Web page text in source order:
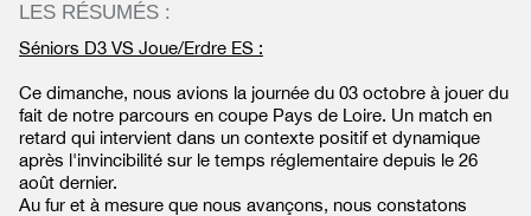
LES RÉSUMÉS :
Séniors D3 VS Joue/Erdre ES :
Ce dimanche, nous avions la journée du 03 octobre à jouer du
fait de notre parcours en coupe Pays de Loire. Un match en
retard qui intervient dans un contexte positif et dynamique
après l'invincibilité sur le temps réglementaire depuis le 26
août dernier.
Au fur et à mesure que nous avançons, nous constatons